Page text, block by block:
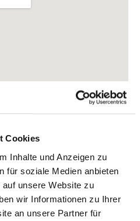
Cookies
Inhalte und Anzeigen zu
für soziale Medien anbieten
unsere Website zu
wir Informationen zu Ihrer
an unsere Partner für